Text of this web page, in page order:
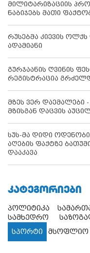
მილიტარიზაციის
ნაბიჯებს მათი
რუსებმა კიევის
ადამიანი
გურჯაანის ღვინის
რეგისტრაცია
მზეს ვერ დაემალები -
მზისგან დაცვის
სუს-მა დიდი
აღების ფაქტზე
დააკავა
ᲙᲐᲢᲔᲒᲝᲠᲘᲔᲑᲘ
პოლიტიკა
სამხედრო
სპორტი
მსოფლიო